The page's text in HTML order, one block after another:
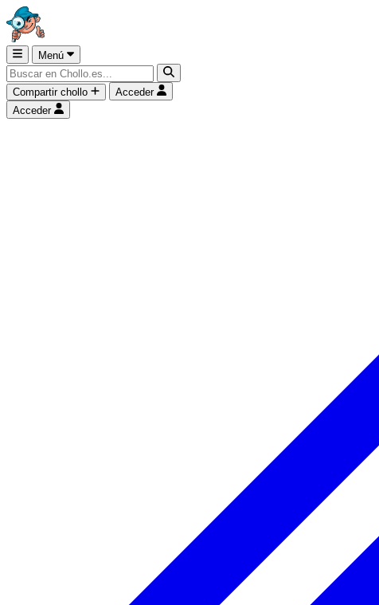
Menú
Compartir chollo
Acceder
Acceder